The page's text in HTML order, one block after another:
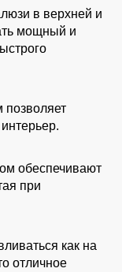
в верхней и
мощный и
позволяет
обеспечивают
при
как на
отличное